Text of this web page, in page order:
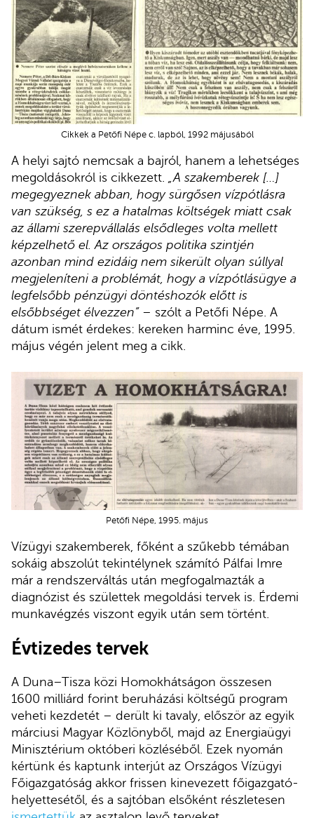
Cikkek a Petőfi Népe c. lapból, 1992 májusából
A helyi sajtó nemcsak a bajról, hanem a lehetséges
megoldásokról is cikkezett.
„A szakemberek […]
megegyeznek abban, hogy sürgősen vízpótlásra
van szükség, s ez a hatalmas költségek miatt csak
az állami szerepvállalás elsődleges volta mellett
képzelhető el. Az országos politika szintjén
azonban mind ezidáig nem sikerült olyan súllyal
megjeleníteni a problémát, hogy a vízpótlásügye a
legfelsőbb pénzügyi döntéshozók előtt is
elsőbbséget élvezzen”– szólt a Petőfi Népe. A
dátum ismét érdekes: kereken harminc éve, 1995.
május végén jelent meg a cikk.
Petőfi Népe, 1995. május
Vízügyi szakemberek, főként a szűkebb témában
sokáig abszolút tekintélynek számító Pálfai Imre
már a rendszerváltás után megfogalmazták a
diagnózist és születtek megoldási tervek is. Érdemi
munkavégzés viszont egyik után sem történt.
Évtizedes tervek
A Duna–Tisza közi Homokhátságon összesen
1600 milliárd forint beruházási költségű program
veheti kezdetét – derült ki tavaly, először az egyik
márciusi Magyar Közlönyből, majd az Energiaügyi
Minisztérium októberi közléséből. Ezek nyomán
kértünk és kaptunk interjút az Országos Vízügyi
Főigazgatóság akkor frissen kinevezett főigazgató-
helyettesétől, és a sajtóban elsőként részletesen